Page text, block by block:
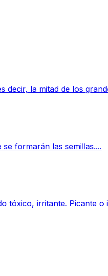
la mitad de los
formarán las semillas....
tóxico, irritante. Picante o